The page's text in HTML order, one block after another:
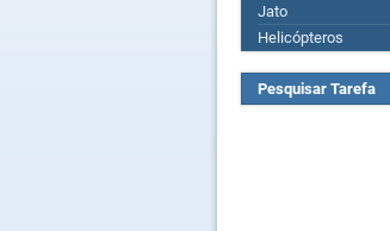
Jato
Helicópteros
Pesquisar Tarefa